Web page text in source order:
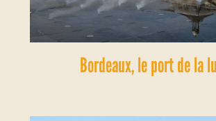
Bordeaux, le port de la